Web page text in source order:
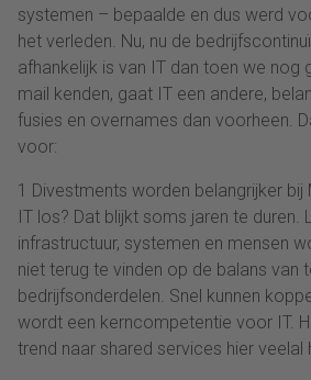
systemen – bepaalde en dus werd
het verleden. Nu, nu de
afhankelijk is van IT dan toen we nog
mail kenden, gaat IT een andere,
fusies en overnames dan voorheen.
voor:
1 Divestments worden belangrijker bij
IT los? Dat blijkt soms jaren te duren.
infrastructuur, systemen en mensen
niet terug te vinden op de balans van
bedrijfsonderdelen. Snel kunnen
wordt een kerncompetentie voor IT.
trend naar shared services hier veelal